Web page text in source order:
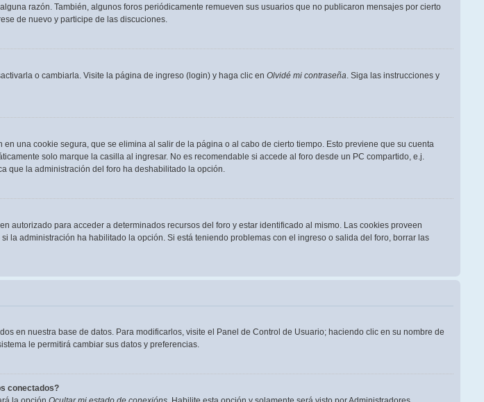
razón. También, algunos foros periódicamente remueven sus usuarios que no publicaron mensajes por cierto
de nuevo y participe de las discuciones.
o cambiarla. Visite la página de ingreso (login) y haga clic en Olvidé mi contraseña. Siga las instrucciones y
una cookie segura, que se elimina al salir de la página o al cabo de cierto tiempo. Esto previene que su cuenta
solo marque la casilla al ingresar. No es recomendable si accede al foro desde un PC compartido, e.j.
que la administración del foro ha deshabilitado la opción.
autorizado para acceder a determinados recursos del foro y estar identificado al mismo. Las cookies proveen
la administración ha habilitado la opción. Si está teniendo problemas con el ingreso o salida del foro, borrar las
en nuestra base de datos. Para modificarlos, visite el Panel de Control de Usuario; haciendo clic en su nombre de
le permitirá cambiar sus datos y preferencias.
conectados?